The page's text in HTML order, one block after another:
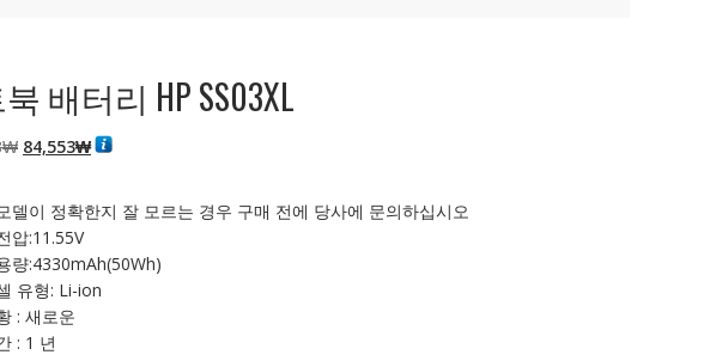
배터리 HP SS03XL
₩ 원
격:
143,748₩
84,553₩현
격:
델이 정확한지 잘 모르는 경우 구매 전에 당사에 문의하십시오
압:11.55V
량:4330mAh(50Wh)
유형: Li-ion
: 새로운
: 1 년